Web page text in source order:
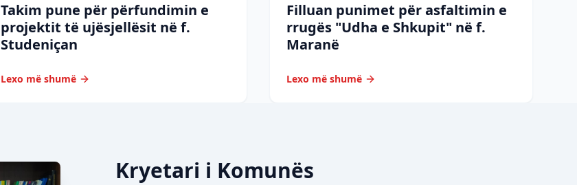
Takim pune për përfundimin e
projektit të ujësjellësit në f.
Studeniçan
Lexo më shumë
Filluan punimet për asfaltimin e
rrugës "Udha e Shkupit" në f.
Maranë
Lexo më shumë
Kryetari i Komunës